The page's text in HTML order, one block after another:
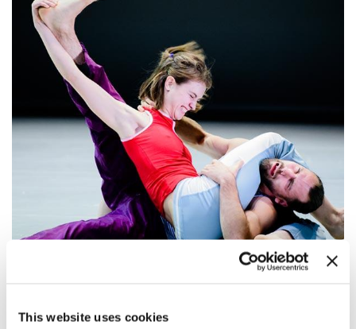
This website uses cookies
17:00